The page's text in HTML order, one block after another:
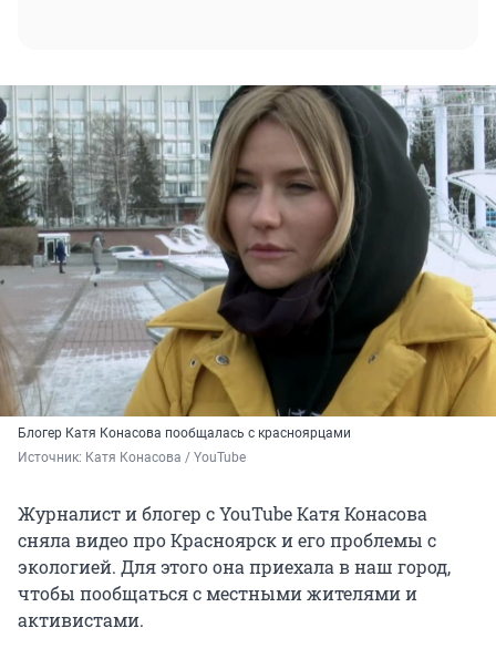
Блогер Катя Конасова пообщалась с красноярцами
Источник: Катя Конасова / YouTube
Журналист и блогер с YouTube Катя Конасова
сняла видео про Красноярск и его проблемы с
экологией. Для этого она приехала в наш город,
чтобы пообщаться с местными жителями и
активистами.